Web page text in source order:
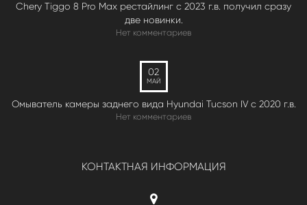
Chery Tiggo 8 Pro Max рестайлинг с 2023 г.в. получил сразу
две новинки.
Нет комментариев
02
МАЙ
Омыватель камеры заднего вида Hyundai Tucson IV c 2020 г.в.
Нет комментариев
КОНТАКТНАЯ ИНФОРМАЦИЯ